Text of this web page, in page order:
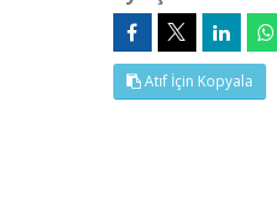
Atıf İçin Kopyala